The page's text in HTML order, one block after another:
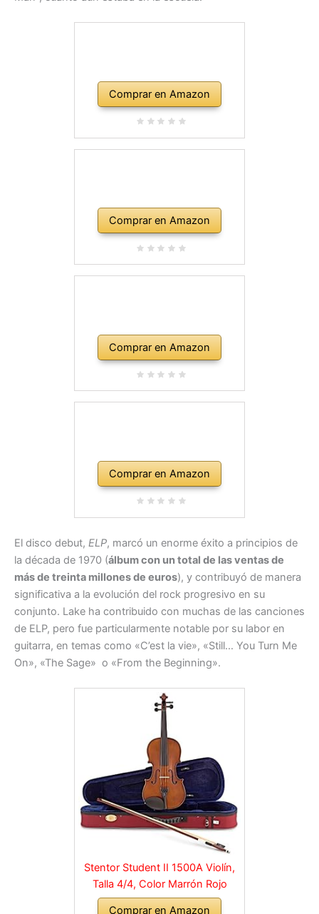
Comprar en Amazon
Comprar en Amazon
Comprar en Amazon
Comprar en Amazon
El disco debut, ELP, marcó un enorme éxito a principios de
la década de 1970 (álbum con un total de las ventas de
más de treinta millones de euros), y contribuyó de manera
significativa a la evolución del rock progresivo en su
conjunto. Lake ha contribuido con muchas de las canciones
de ELP, pero fue particularmente notable por su labor en
guitarra, en temas como «C’est la vie», «Still… You Turn Me
On», «The Sage» o «From the Beginning».
Stentor Student II 1500A Violín,
Talla 4/4, Color Marrón Rojo
Comprar en Amazon